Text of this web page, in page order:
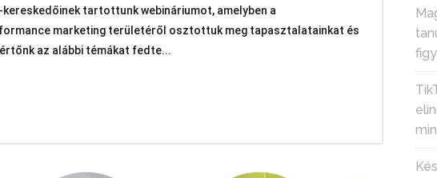
tartottunk webináriumot, amelyben a
marketing területéről osztottuk meg tapasztalatainkat és
az alábbi témákat fedte...